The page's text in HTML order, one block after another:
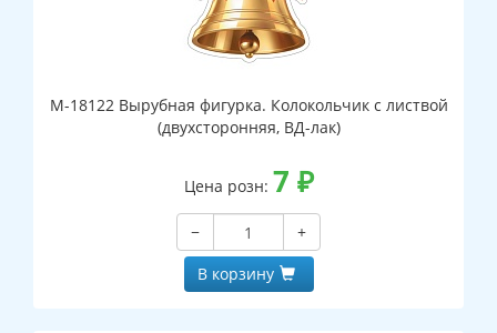
М-18122 Вырубная фигурка. Колокольчик с листвой
(двухсторонняя, ВД-лак)
Цена розн: 7 ₽
−
+
В корзину